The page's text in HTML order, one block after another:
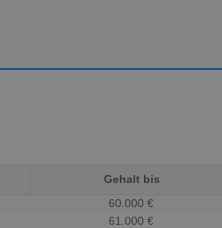
Gehalt bis
60.000 €
61.000 €